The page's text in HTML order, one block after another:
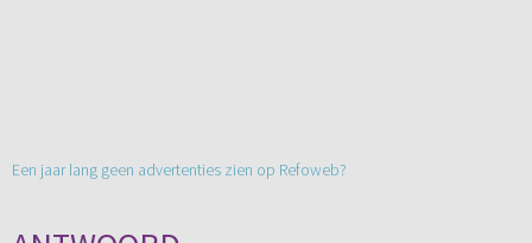
Een jaar lang geen advertenties zien op Refoweb?